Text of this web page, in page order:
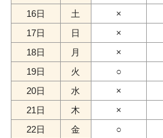
16日
土 ×
17日
日 ×
18日
月 ×
19日
火 ○
20日
水 ×
21日
木 ×
22日
金 ○